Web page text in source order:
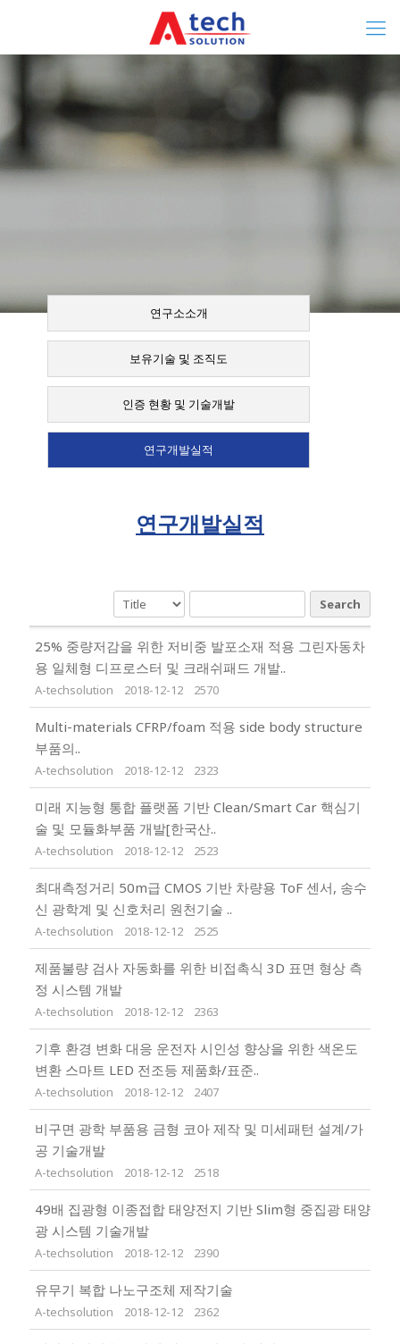
연구소소개
보유기술 및 조직도
인증 현황 및 기술개발
연구개발실적
연구개발실적
Search
25% 중량저감을 위한 저비중 발포소재 적용 그린자동차
용 일체형 디프로스터 및 크래쉬패드 개발..
A-techsolution 2018-12-12 2570
Multi-materials CFRP/foam 적용 side body structure
부품의..
A-techsolution 2018-12-12 2323
미래 지능형 통합 플랫폼 기반 Clean/Smart Car 핵심기
술 및 모듈화부품 개발[한국산..
A-techsolution 2018-12-12 2523
최대측정거리 50m급 CMOS 기반 차량용 ToF 센서, 송수
신 광학계 및 신호처리 원천기술 ..
A-techsolution 2018-12-12 2525
제품불량 검사 자동화를 위한 비접촉식 3D 표면 형상 측
정 시스템 개발
A-techsolution 2018-12-12 2363
기후 환경 변화 대응 운전자 시인성 향상을 위한 색온도
변환 스마트 LED 전조등 제품화/표준..
A-techsolution 2018-12-12 2407
비구면 광학 부품용 금형 코아 제작 및 미세패턴 설계/가
공 기술개발
A-techsolution 2018-12-12 2518
49배 집광형 이종접합 태양전지 기반 Slim형 중집광 태양
광 시스템 기술개발
A-techsolution 2018-12-12 2390
유무기 복합 나노구조체 제작기술
A-techsolution 2018-12-12 2362